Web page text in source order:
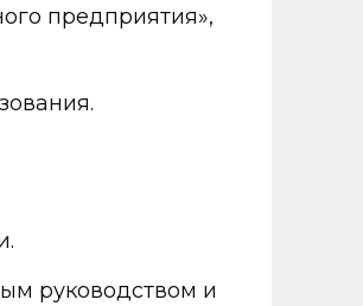
предприятия»,
руководством и